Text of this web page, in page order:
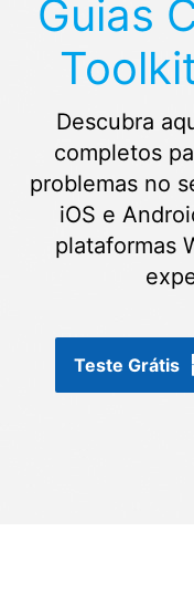
Sala de imprensa
Para PC
Para Celular
Ver Todos Os
Guia & Suporte
Ações rápidas
Centro de Ajuda
Transferir Dados
Gerenciador de dados
Reparar Celular
Proteção do celular
Encontre Mais
Entrar
Guias
Descubra
completos
problemas no
iOS e
plataformas
Teste Grátis